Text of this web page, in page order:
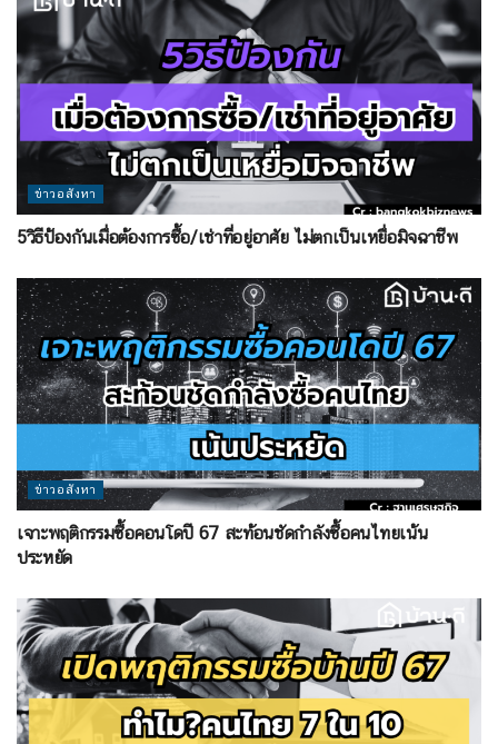
ข่าวอสังหา
5วิธีป้องกันเมื่อต้องการซื้อ/เช่าที่อยู่อาศัย ไม่ตกเป็นเหยื่อมิจฉาชีพ
ข่าวอสังหา
เจาะพฤติกรรมซื้อคอนโดปี 67 สะท้อนชัดกำลังซื้อคนไทยเน้น
ประหยัด